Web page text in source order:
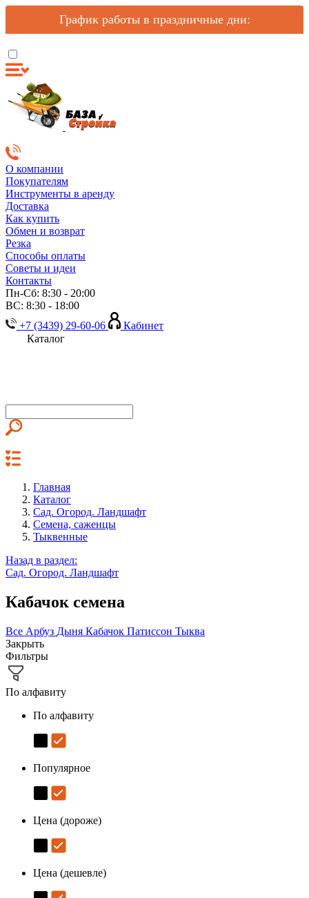
График работы в праздничные дни:
О компании
Покупателям
Инструменты в аренду
Доставка
Как купить
Обмен и возврат
Резка
Способы оплаты
Советы и идеи
Контакты
Пн-Сб: 8:30 - 20:00
ВС: 8:30 - 18:00
+7 (3439) 29-60-06
Кабинет
Каталог
Главная
Каталог
Сад. Огород. Ландшафт
Семена, саженцы
Тыквенные
Назад в раздел:
Сад. Огород. Ландшафт
Кабачок семена
Все Арбуз Дыня Кабачок Патиссон Тыква
Закрыть
Фильтры
По алфавиту
По алфавиту
Популярное
Цена (дороже)
Цена (дешевле)